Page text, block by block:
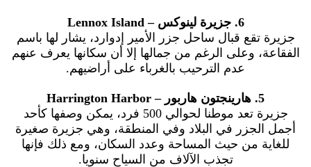
6. جزيرة لينوكس – Lennox Island
جزيرة تقع قبال ساحل جزر الأمير إدوارد، يشار لها باسم
الفقاعة، وعلى الرغم من جمالها إلا أن سكانها يعرف عنهم
عدم الترحيب بالغرباء على أراضيهم.
5. هارينجتون هاربور – Harrington Harbor
جزيرة تعد موطنا لحوالي 500 فرد، يمكن وصفها كأحد
أجمل الجزر في البلاد وفي المنطقة، وهي جزيرة صغيرة
للغاية من حيث المساحة وعدد السكان، ومع ذلك فإنها
تجذب الآلاف من السياح سنويا.